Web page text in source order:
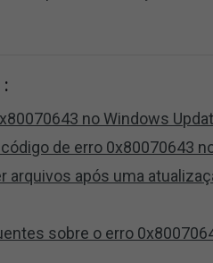
no Windows
de erro 0x80070643
arquivos após uma
sobre o erro